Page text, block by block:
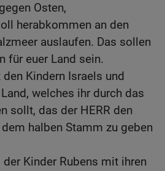
Osten,
herabkommen an den
auslaufen. Das sollen
für euer Land sein.
Kindern Israels und
welches ihr durch das
sollt, das der HERR den
halben Stamm zu geben
der Kinder Rubens mit ihren